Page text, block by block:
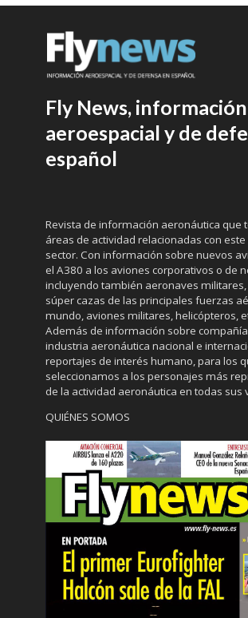
Fly News, información
aeroespacial y de
español
Revista de información aeronáutica que
áreas de actividad relacionadas con
sector. Con información sobre nuevos
el A380 a los aviones corporativos o de
incluyendo también aeronaves
súper cazas de las principales fuerzas
mundo, aviones militares, helicópteros,
Además de información sobre
industria aeronáutica nacional e
reportajes de interés humano, para los
seleccionamos a los personajes más
de la actividad aeronáutica en todas sus
QUIÉNES SOMOS